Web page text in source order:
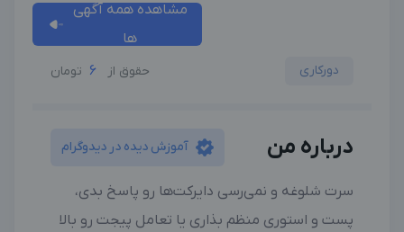
مشاهده همه آگهی
ها
دورکاری حقوق از 6 تومان
درباره من آموزش دیده در دیدوگرام
‎سرت شلوغه و نمی‌رسی دایرکت‌ها رو پاسخ بدی،
پست و استوری منظم بذاری یا تعامل پیجت رو بالا